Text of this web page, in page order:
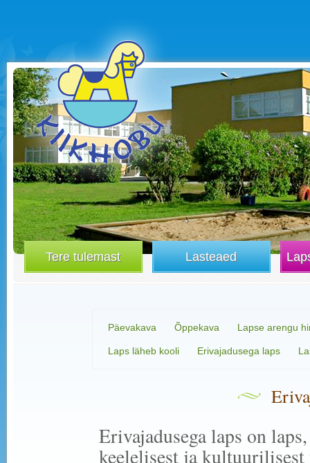
Tere tulemast Lasteaed
Päevakava Õppekava Lapse arengu
Laps läheb kooli Erivajadusega laps
Erivajadusega laps on
keelelisest ja